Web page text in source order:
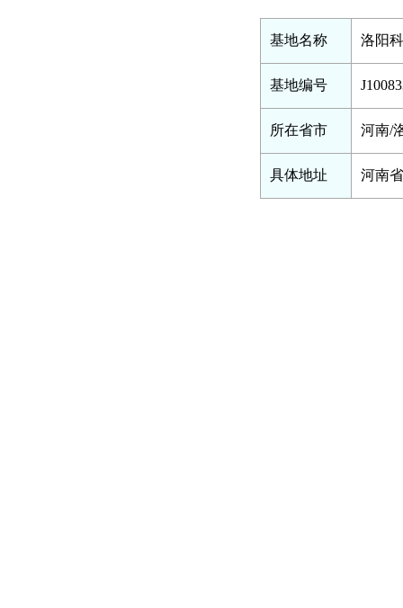
基地名称 洛阳
基地编号
所在省市 河南/
具体地址 河南